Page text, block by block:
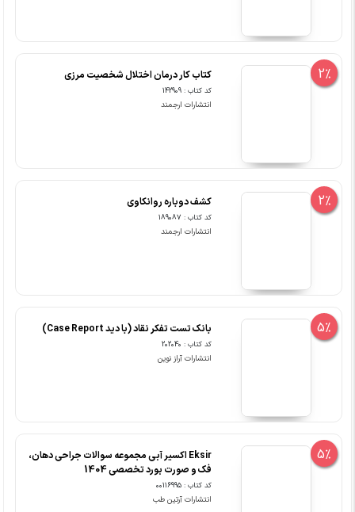
2% کتاب کار درمان اختلال شخصیت مرزی
کد کتاب : 142909
انتشارات ارجمند
2% کشف دوباره روانکاوی
کد کتاب : 189087
انتشارات ارجمند
5% بانک تست تفکر نقاد (با دید Case Report)
کد کتاب : 202040
انتشارات آراز نوین
5%
Eksir اکسیر آبی مجموعه سوالات جراحی دهان،
فک و صورت بورد تخصصی 1404
کد کتاب : 00116995
انتشارات آرتین طب